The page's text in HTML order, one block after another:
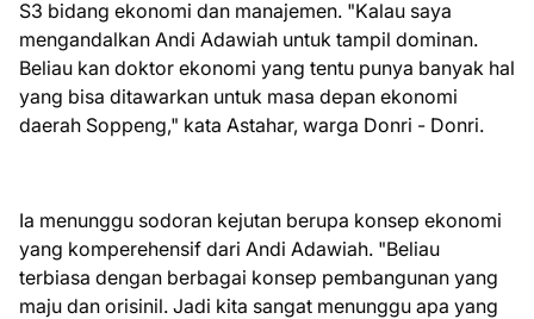
S3 bidang ekonomi dan manajemen. "Kalau saya
mengandalkan Andi Adawiah untuk tampil dominan.
Beliau kan doktor ekonomi yang tentu punya banyak hal
yang bisa ditawarkan untuk masa depan ekonomi
daerah Soppeng," kata Astahar, warga Donri - Donri.
Ia menunggu sodoran kejutan berupa konsep ekonomi
yang komperehensif dari Andi Adawiah. "Beliau
terbiasa dengan berbagai konsep pembangunan yang
maju dan orisinil. Jadi kita sangat menunggu apa yang